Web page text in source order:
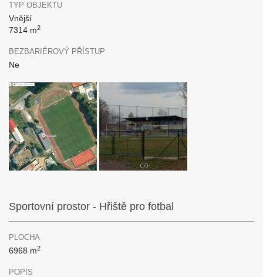
TYP OBJEKTU
Vnější
7314 m2
BEZBARIÉROVÝ PŘÍSTUP
Ne
Sportovní prostor - Hřiště pro fotbal
PLOCHA
6968 m2
POPIS